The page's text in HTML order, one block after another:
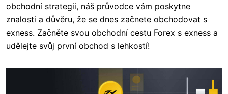
obchodní strategii, náš průvodce vám poskytne
znalosti a důvěru, že se dnes začnete obchodovat s
exness. Začněte svou obchodní cestu Forex s exness a
udělejte svůj první obchod s lehkostí!